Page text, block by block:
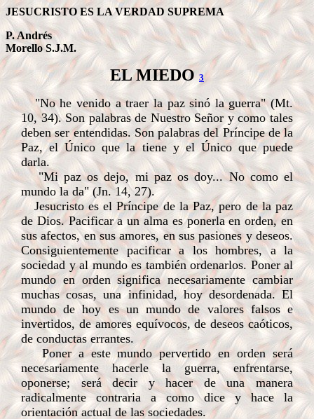
JESUCRISTO ES LA VERDAD SUPREMA
P. Andrés
Morello S.J.M.
EL MIEDO3
"No he venido a traer la paz sinó la guerra" (Mt.
10, 34). Son palabras de Nuestro Señor y como tales
deben ser entendidas. Son palabras del Príncipe de la
Paz, el Único que la tiene y el Único que puede
darla.
"Mi paz os dejo, mi paz os doy... No como el
mundo la da" (Jn. 14, 27).
Jesucristo es el Príncipe de la Paz, pero de la paz
de Dios. Pacificar a un alma es ponerla en orden, en
sus afectos, en sus amores, en sus pasiones y deseos.
Consiguientemente pacificar a los hombres, a la
sociedad y al mundo es también ordenarlos. Poner al
mundo en orden significa necesariamente cambiar
muchas cosas, una infinidad, hoy desordenada. El
mundo de hoy es un mundo de valores falsos e
invertidos, de amores equívocos, de deseos caóticos,
de conductas errantes.
Poner a este mundo pervertido en orden será
necesariamente hacerle la guerra, enfrentarse,
oponerse; será decir y hacer de una manera
radicalmente contraria a como dice y hace la
orientación actual de las sociedades.